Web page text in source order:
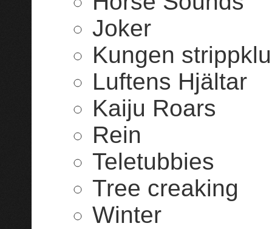
Joker
Kungen
Luftens Hjältar
Kaiju Roars
Rein
Teletubbies
Tree creaking
Winter